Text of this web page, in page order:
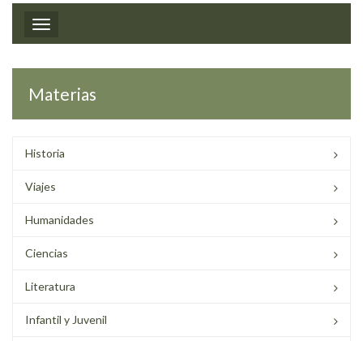
Toggle navigation
Materias
Historia
Viajes
Humanidades
Ciencias
Literatura
Infantil y Juvenil